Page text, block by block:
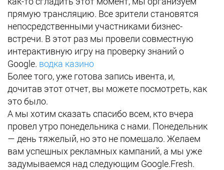
прямую трансляцию. Все зрители становятся
непосредственными участниками бизнес-
встречи. В этот раз мы провели совместную
интерактивную игру на проверку знаний о
Google. водка казино
Более того, уже готова запись ивента, и,
дочитав этот отчет, вы можете посмотреть, как
это было.
А мы хотим сказать спасибо всем, кто вчера
провел утро понедельника с нами. Понедельник
— день тяжелый, но это не помешало. Желаем
вам успешных рекламных кампаний, а мы уже
задумываемся над следующим Google.Fresh.